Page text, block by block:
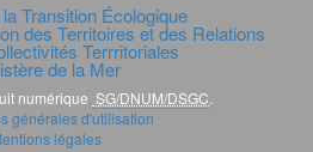
Transition Écologique
des Territoires et des Relations
Terrritoriales
de la Mer
numérique SG/DNUM/DSGC.
générales d'utilisation
légales